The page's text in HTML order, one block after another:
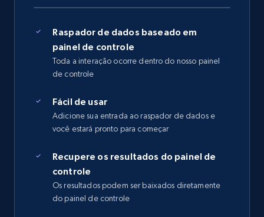
Raspador de dados baseado em
painel de controle
Toda a interação ocorre dentro do nosso painel
de controle
Fácil de usar
Adicione sua entrada ao raspador de dados e
você estará pronto para começar
Recupere os resultados do painel de
controle
Os resultados podem ser baixados diretamente
do painel de controle